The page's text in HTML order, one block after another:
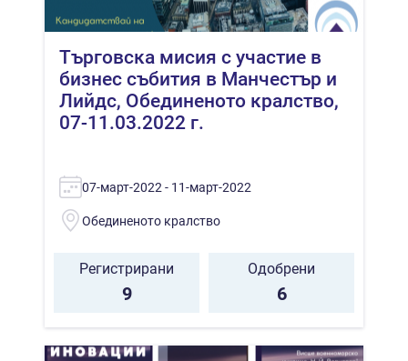
Търговска мисия с участие в
бизнес събития в Манчестър и
Лийдс, Обединеното кралство,
07-11.03.2022 г.
07-март-2022 - 11-март-2022
Обединеното кралство
Регистрирани
9
Одобрени
6